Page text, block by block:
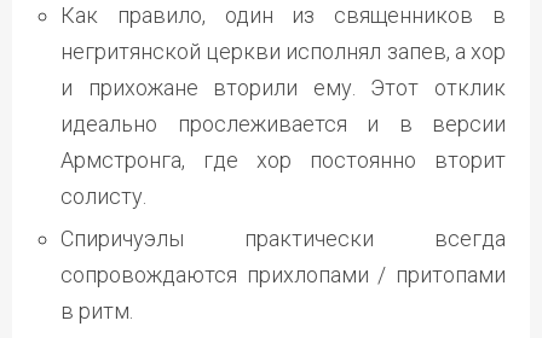
Как правило, один из священников в
негритянской церкви исполнял запев, а хор
и прихожане вторили ему. Этот отклик
идеально прослеживается и в версии
Армстронга, где хор постоянно вторит
солисту.
Спиричуэлы практически всегда
сопровождаются прихлопами / притопами
в ритм.